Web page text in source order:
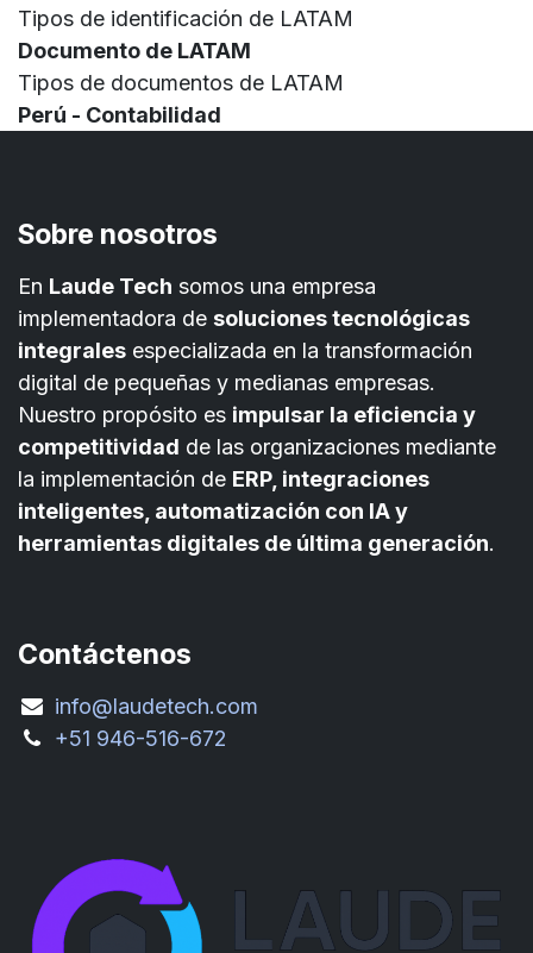
Tipos de identificación de LATAM
Documento de LATAM
Tipos de documentos de LATAM
Perú - Contabilidad
Sobre nosotros
En Laude Tech somos una empresa
implementadora de soluciones tecnológicas
integrales especializada en la transformación
digital de pequeñas y medianas empresas.
Nuestro propósito es impulsar la eficiencia y
competitividad de las organizaciones mediante
la implementación de ERP, integraciones
inteligentes, automatización con IA y
herramientas digitales de última generación.
Contáctenos
info@laudetech.com
+51 946-516-672